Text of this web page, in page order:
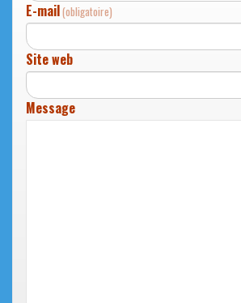
E-mail(obligatoire)
Site web
Message